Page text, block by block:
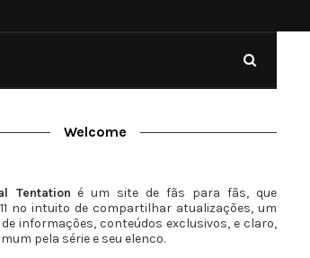
Welcome
Tentation é um site de fãs para fãs, que
no intuito de compartilhar atualizações, um
informações, conteúdos exclusivos, e claro,
pela série e seu elenco.